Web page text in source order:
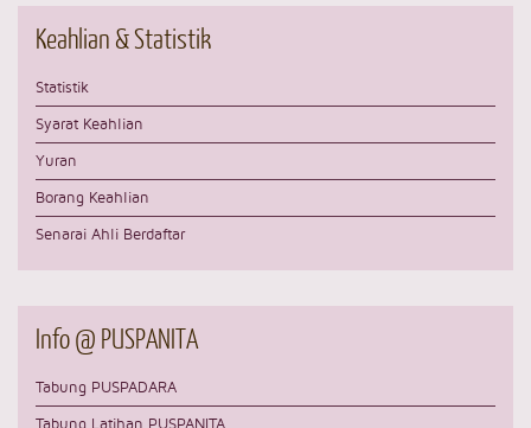
Keahlian & Statistik
Statistik
Syarat Keahlian
Yuran
Borang Keahlian
Senarai Ahli Berdaftar
Info@ PUSPANITA
Tabung PUSPADARA
Tabung Latihan PUSPANITA